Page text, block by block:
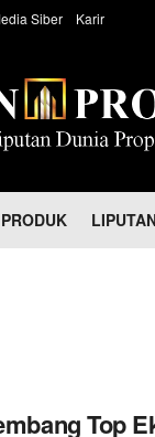
Siber Karir
Top